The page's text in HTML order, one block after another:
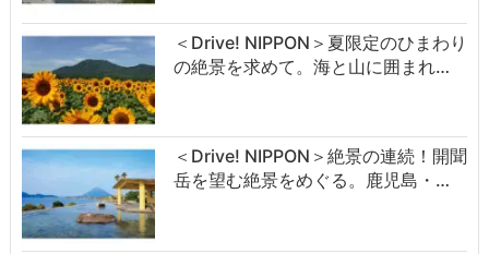
＜Drive! NIPPON＞夏限定のひまわり
の絶景を求めて。海と山に囲まれ…
＜Drive! NIPPON＞絶景の連続！開聞
岳を望む絶景をめぐる。鹿児島・…